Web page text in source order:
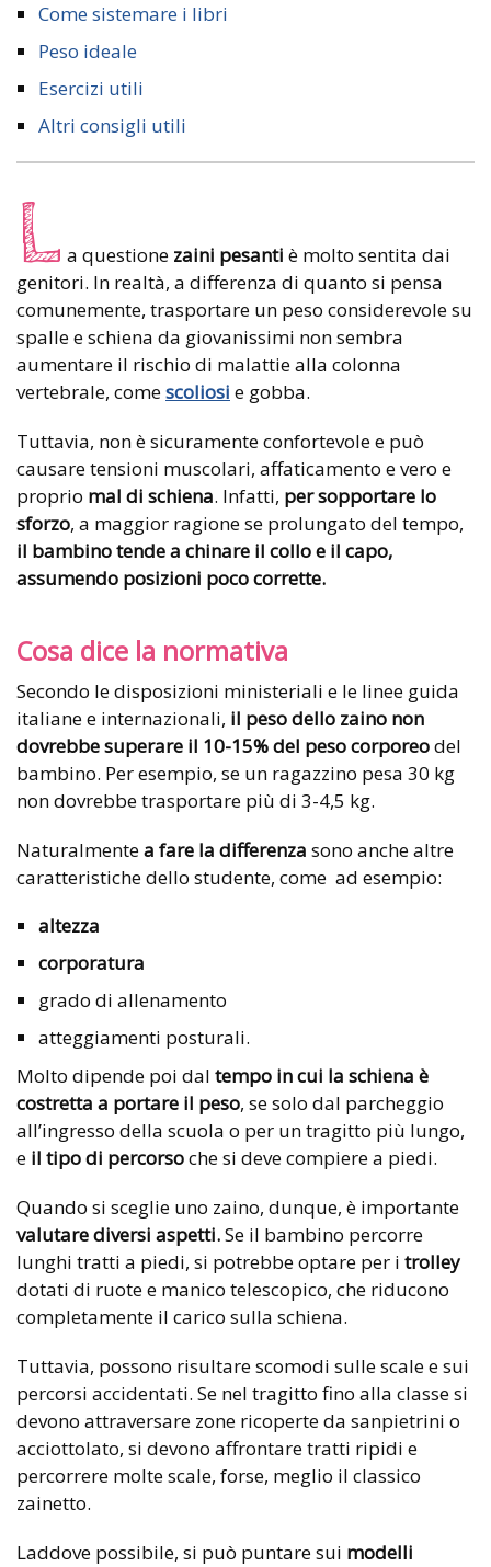
Come sistemare i libri
Peso ideale
Esercizi utili
Altri consigli utili
L a questione zaini pesanti è molto sentita dai
genitori. In realtà, a differenza di quanto si pensa
comunemente, trasportare un peso considerevole su
spalle e schiena da giovanissimi non sembra
aumentare il rischio di malattie alla colonna
vertebrale, comescoliosi e gobba.
Tuttavia, non è sicuramente confortevole e può
causare tensioni muscolari, affaticamento e vero e
proprio mal di schiena. Infatti, per sopportare lo
sforzo, a maggior ragione se prolungato del tempo,
il bambino tende a chinare il collo e il capo,
assumendo posizioni poco corrette.
Cosa dice la normativa
Secondo le disposizioni ministeriali e le linee guida
italiane e internazionali, il peso dello zaino non
dovrebbe superare il 10-15% del peso corporeodel
bambino. Per esempio, se un ragazzino pesa 30 kg
non dovrebbe trasportare più di 3-4,5 kg.
Naturalmentea fare la differenza sono anche altre
caratteristiche dello studente, come ad esempio:
altezza
corporatura
grado di allenamento
atteggiamenti posturali.
Molto dipende poi dal tempo in cui la schiena è
costretta a portare il peso, se solo dal parcheggio
all’ingresso della scuola o per un tragitto più lungo,
e il tipo di percorsoche si deve compiere a piedi.
Quando si sceglie uno zaino, dunque, è importante
valutare diversi aspetti.Se il bambino percorre
lunghi tratti a piedi, si potrebbe optare per i trolley
dotati di ruote e manico telescopico, che riducono
completamente il carico sulla schiena.
Tuttavia, possono risultare scomodi sulle scale e sui
percorsi accidentati. Se nel tragitto fino alla classe si
devono attraversare zone ricoperte da sanpietrini o
acciottolato, si devono affrontare tratti ripidi e
percorrere molte scale, forse, meglio il classico
zainetto.
Laddove possibile, si può puntare sui modelli